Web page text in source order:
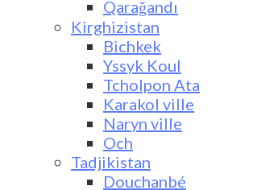
Qarağandı
Kirghizistan
Bichkek
Yssyk Koul
Tcholpon Ata
Karakol ville
Naryn ville
Och
Tadjikistan
Douchanbé